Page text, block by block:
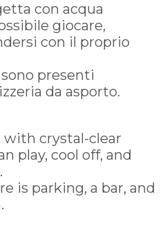
con acqua
giocare,
con il proprio
presenti
da asporto.
with crystal-clear
play, cool off, and
is parking, a bar, and